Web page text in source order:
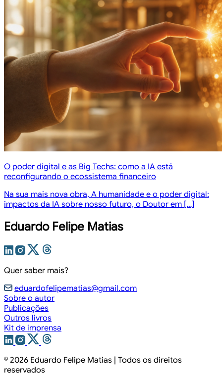
O poder digital e as Big Techs: como a IA está
reconfigurando o ecossistema financeiro
Na sua mais nova obra, A humanidade e o poder digital:
impactos da IA sobre nosso futuro, o Doutor em […]
Eduardo Felipe Matias
Quer saber mais?
eduardofelipematias@gmail.com
Sobre o autor
Publicações
Outros livros
Kit de imprensa
© 2026 Eduardo Felipe Matias | Todos os direitos
reservados